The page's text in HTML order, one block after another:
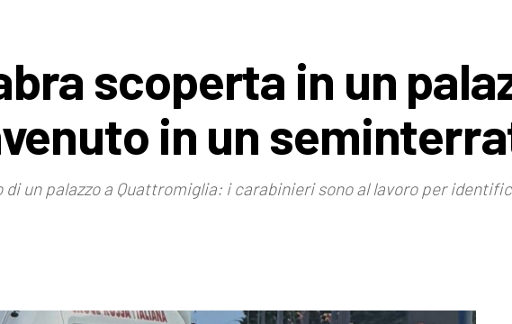
scoperta in un
in un
un palazzo a Quattromiglia: i carabinieri sono al lavoro per